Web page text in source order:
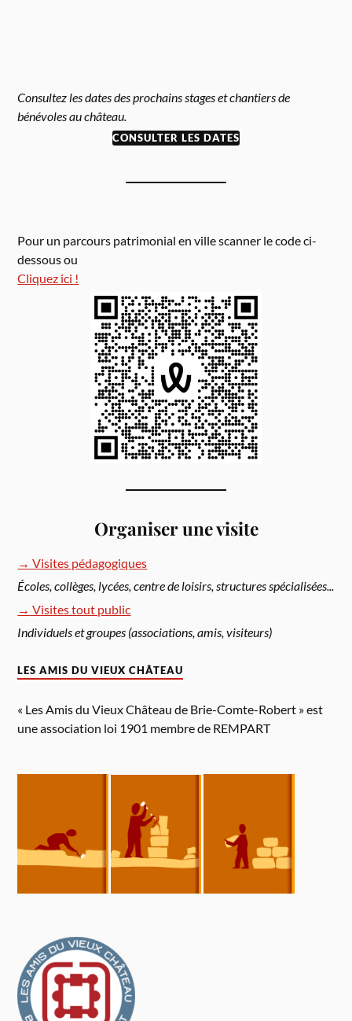
Consultez les dates des prochains stages et chantiers de
bénévoles au château.
CONSULTER LES DATES
Pour un parcours patrimonial en ville scanner le code ci-
dessous ou
Cliquez ici !
Organiser une visite
→ Visites pédagogiques
Écoles, collèges, lycées, centre de loisirs, structures spécialisées...
→ Visites tout public
Individuels et groupes (associations, amis, visiteurs)
LES AMIS DU VIEUX CHÂTEAU
« Les Amis du Vieux Château de Brie-Comte-Robert » est
une association loi 1901 membre de REMPART